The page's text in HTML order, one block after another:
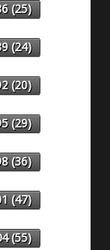
(25)
(24)
(20)
(29)
(36)
(47)
(55)